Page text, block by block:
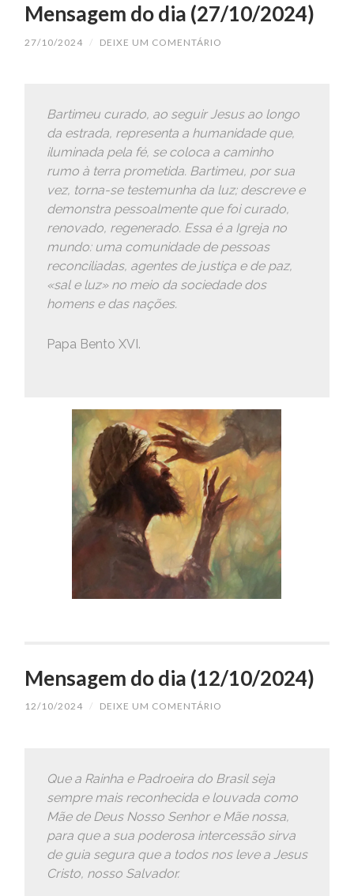
Mensagem do dia (27/10/2024)
27/10/2024 / DEIXE UM COMENTÁRIO
Bartimeu curado, ao seguir Jesus ao longo
da estrada, representa a humanidade que,
iluminada pela fé, se coloca a caminho
rumo à terra prometida. Bartimeu, por sua
vez, torna-se testemunha da luz; descreve e
demonstra pessoalmente que foi curado,
renovado, regenerado. Essa é a Igreja no
mundo: uma comunidade de pessoas
reconciliadas, agentes de justiça e de paz,
«sal e luz» no meio da sociedade dos
homens e das nações.
Papa Bento XVI.
Mensagem do dia (12/10/2024)
12/10/2024 / DEIXE UM COMENTÁRIO
Que a Rainha e Padroeira do Brasil seja
sempre mais reconhecida e louvada como
Mãe de Deus Nosso Senhor e Mãe nossa,
para que a sua poderosa intercessão sirva
de guia segura que a todos nos leve a Jesus
Cristo, nosso Salvador.